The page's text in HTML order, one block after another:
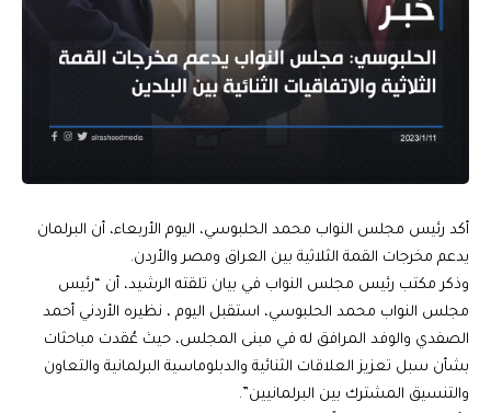
أكد رئيس مجلس النواب محمد الحلبوسي، اليوم الأربعاء، أن البرلمان
يدعم مخرجات القمة الثلاثية بين العراق ومصر والأردن.
وذكر مكتب رئيس مجلس النواب في بيان تلقته الرشيد، أن “رئيس
مجلس النواب محمد الحلبوسي، استقبل اليوم ، نظيره الأردني أحمد
الصفدي والوفد المرافق له في مبنى المجلس، حيث عُقدت مباحثات
بشأن سبل تعزيز العلاقات الثنائية والدبلوماسية البرلمانية والتعاون
والتنسيق المشترك بين البرلمانيين”.